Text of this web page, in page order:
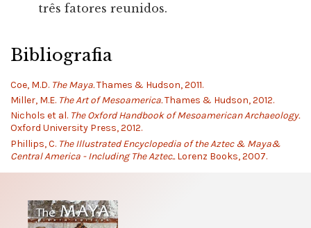
três fatores reunidos.
Bibliografia
Coe, M.D. The Maya.Thames & Hudson, 2011.
Miller, M.E. The Art of Mesoamerica.Thames & Hudson, 2012.
Nichols et al. The Oxford Handbook of Mesoamerican Archaeology.
Oxford University Press, 2012.
Phillips, C. The Illustrated Encyclopedia of the Aztec & Maya&
Central America - Including The Aztec..Lorenz Books, 2007.